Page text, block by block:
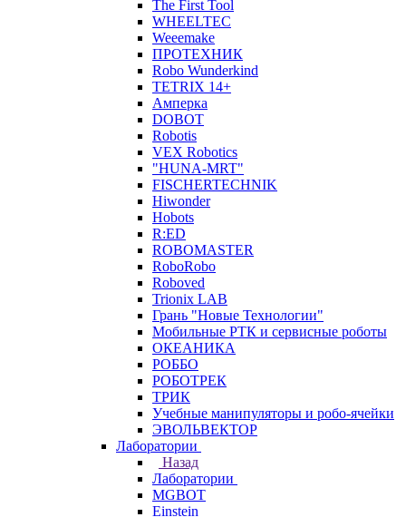
The First Tool
WHEELTEC
Weeemake
ПРОТЕХНИК
Robo Wunderkind
TETRIX 14+
Амперка
DOBOT
Robotis
VEX Robotics
"HUNA-MRT"
FISCHERTECHNIK
Hiwonder
Hobots
R:ED
ROBOMASTER
RoboRobo
Roboved
Trionix LAB
Грань "Новые Технологии"
Мобильные РТК и сервисные роботы
ОКЕАНИКА
РОББО
РОБОТРЕК
ТРИК
Учебные манипуляторы и робо-ячейки
ЭВОЛЬВЕКТОР
Лаборатории
Назад
Лаборатории
MGBOT
Einstein